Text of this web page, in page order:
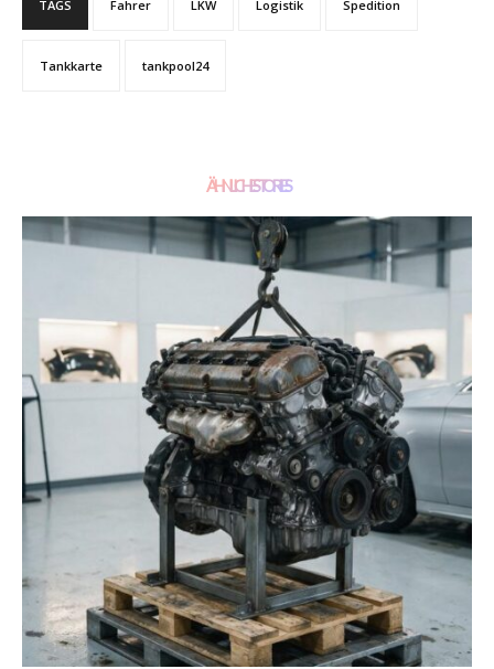
TAGS Fahrer LKW Logistik Spedition
Tankkarte tankpool24
ÄHNLICHE STORIES